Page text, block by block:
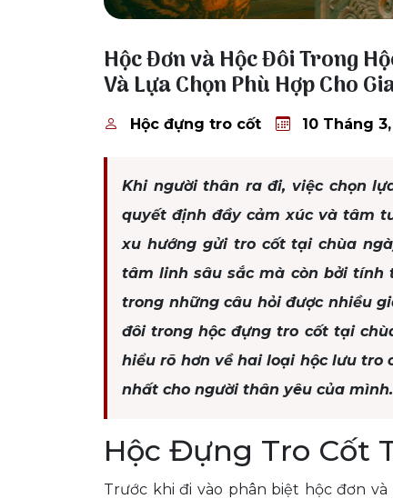
Hộc Đơn và Hộc Đôi Trong
Và Lựa Chọn Phù Hợp Cho
Hộc đựng tro cốt 10 Tháng
Khi người thân ra đi, việc chọn
quyết định đầy cảm xúc và tâm
xu hướng gửi tro cốt tại chùa
tâm linh sâu sắc mà còn bởi tính
trong những câu hỏi được nhiều
đôi trong hộc đựng tro cốt tại
hiểu rõ hơn về hai loại hộc lưu tro
nhất cho người thân yêu của mình.
Hộc Đựng Tro Cốt
Trước khi đi vào phân biệt hộc đơn